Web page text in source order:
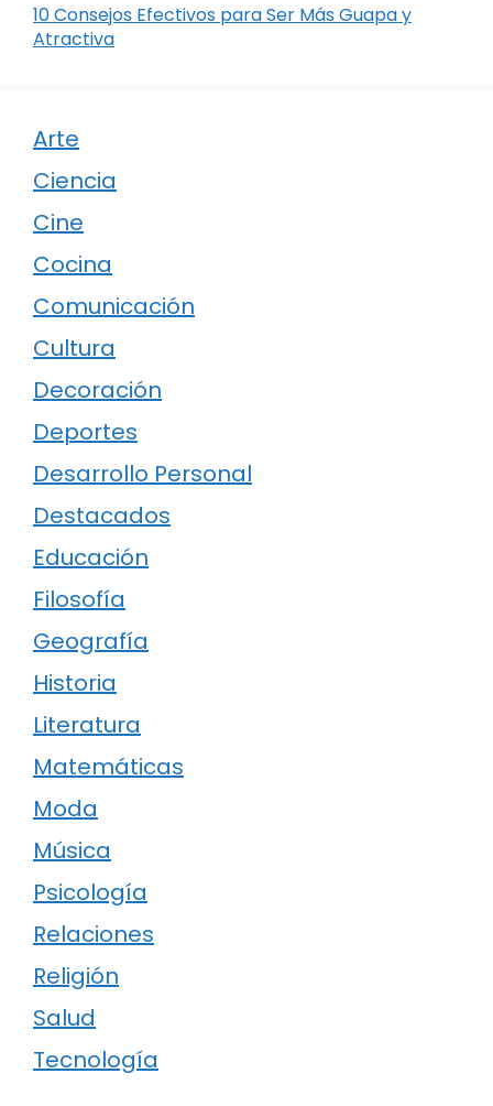
10 Consejos Efectivos para Ser Más Guapa y
Atractiva
Arte
Ciencia
Cine
Cocina
Comunicación
Cultura
Decoración
Deportes
Desarrollo Personal
Destacados
Educación
Filosofía
Geografía
Historia
Literatura
Matemáticas
Moda
Música
Psicología
Relaciones
Religión
Salud
Tecnología